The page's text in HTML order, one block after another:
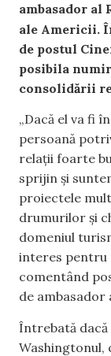
ambasador
ale Americii.
de postul
posibila
consolidării
„Dacă el va fi
persoană
relații foarte
sprijin și
proiectele
drumurilor și
domeniul
interes pentru
comentând
de ambasador
Întrebată dacă
Washingtonul,